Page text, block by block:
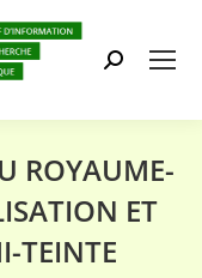
Search:
ROYAUME-
ET
TEINTE